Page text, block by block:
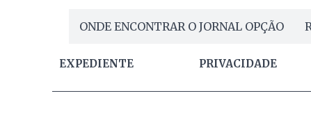
ONDE ENCONTRAR O JORNAL OPÇÃO
EXPEDIENTE PRIVACIDADE